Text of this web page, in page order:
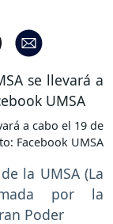
a cabo el 19 de
Facebook UMSA
la UMSA (La
por la
Poder